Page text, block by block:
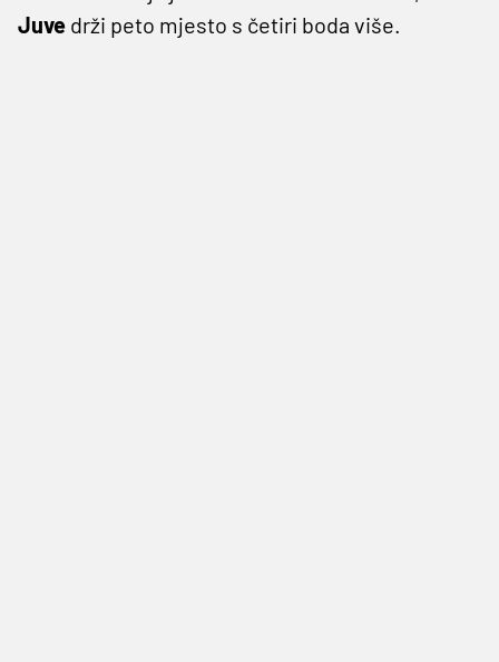
Juve drži peto mjesto s četiri boda više.